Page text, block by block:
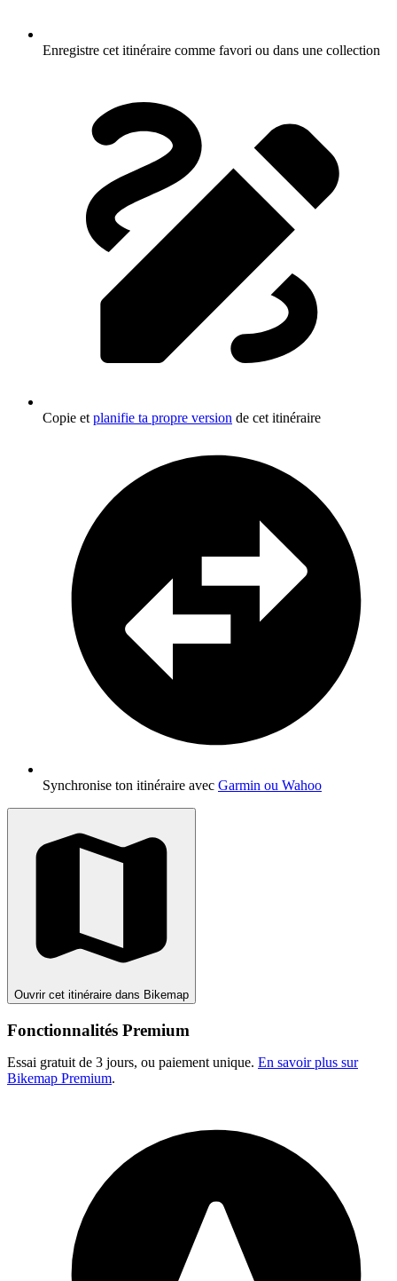
Enregistre cet itinéraire comme favori ou dans une collection
Copie et planifie ta propre version de cet itinéraire
Synchronise ton itinéraire avec Garmin ou Wahoo
Ouvrir cet itinéraire dans Bikemap
Fonctionnalités Premium
Essai gratuit de 3 jours, ou paiement unique. En savoir plus sur
Bikemap Premium.